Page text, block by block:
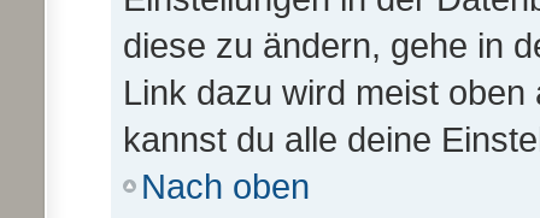
diese zu ändern, gehe in
Link dazu wird meist
kannst du alle deine
Nach oben